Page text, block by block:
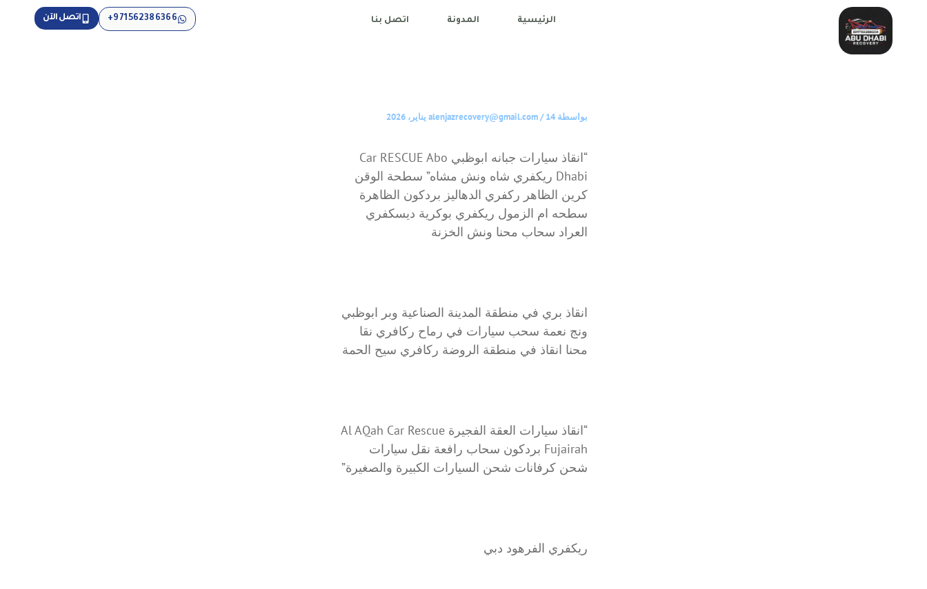
المحتوى
الرئيسية المدونة اتصل بنا اتصل الآن 971562386366+
بواسطة alenjazrecovery@gmail.com/14 يناير، 2026
“انقاذ سيارات جبانه ابوظبي Car RESCUE Abo
Dhabi ريكفري شاه ونش مشاه” سطحة الوقن
كرين الظاهر ركفري الدهاليز بردكون الظاهرة
سطحه ام الزمول ريكفري بوكرية ديسكفري
العراد سحاب محنا ونش الخزنة
انقاذ بري في منطقة المدينة الصناعية وبر ابوظبي
ونج نعمة سحب سيارات في رماح ركافري نقا
محنا انقاذ في منطقة الروضة ركافري سيح الحمة
“انقاذ سيارات العقة الفجيرة Al AQah Car Rescue
Fujairah بردكون سحاب رافعة نقل سيارات
شحن كرفانات شحن السيارات الكبيرة والصغيرة”
ريكفري الفرهود دبي